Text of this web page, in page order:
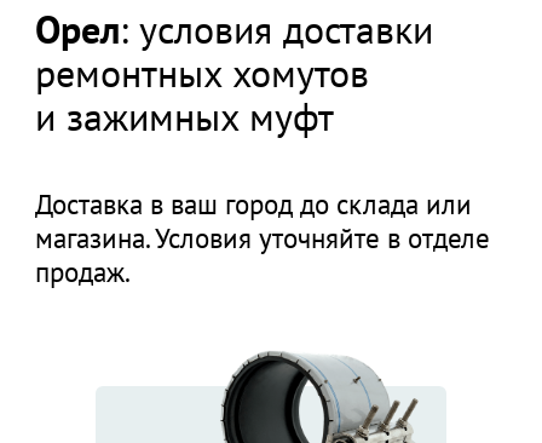
Орел: условия доставки
ремонтных хомутов
и зажимных муфт
Доставка в ваш город до склада или
магазина. Условия уточняйте в отделе
продаж.